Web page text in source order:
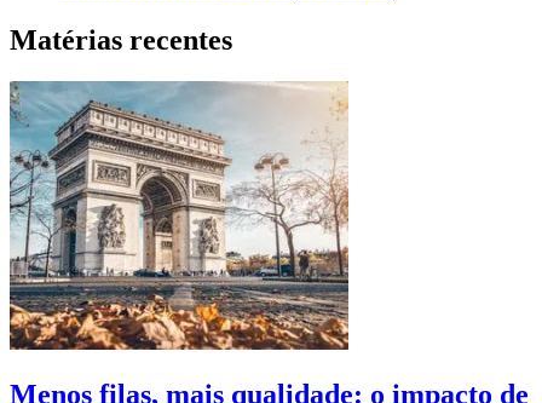
Matérias recentes
Menos filas, mais qualidade: o impacto de